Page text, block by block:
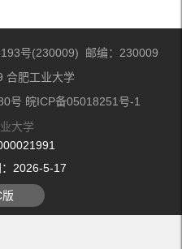
号(230009) 邮编：230009
合肥工业大学
号 皖ICP备05018251号-1
大学
2026-5-17
版